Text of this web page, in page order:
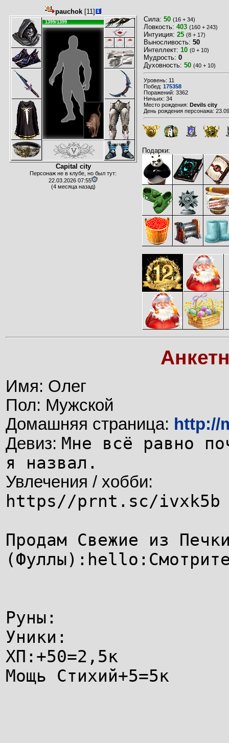
pauchok [11]
1399/1399
Capital city
Персонаж не в клубе, но был тут:
22.03.2026 07:55
(4 месяца назад)
Сила: 50 (16 + 34)
Ловкость: 403 (160 + 243)
Интуиция: 25 (8 + 17)
Выносливость: 50
Интеллект: 10 (0 + 10)
Мудрость: 0
Духовность: 50 (40 + 10)
Уровень: 11
Побед: 175358
Поражений: 3362
Ничьих: 34
Место рождения: Devils city
День рождения персонажа:
Подарки:
Имя: Олег
Пол: Мужской
Домашняя страница: http://
Девиз: Мне всё равно
я назвал.
Увлечения / хобби:
https//prnt.sc/ivxk5b
Продам Свежие из
Руны:
Уники:
ХП:+50=2,5к
Мощь Стихий+5=5к